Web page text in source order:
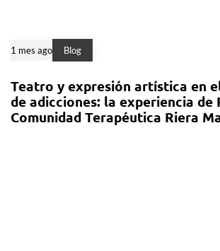
1 mes ago Blog
Teatro y expresión artística en
de adicciones: la experiencia de
Comunidad Terapéutica Riera